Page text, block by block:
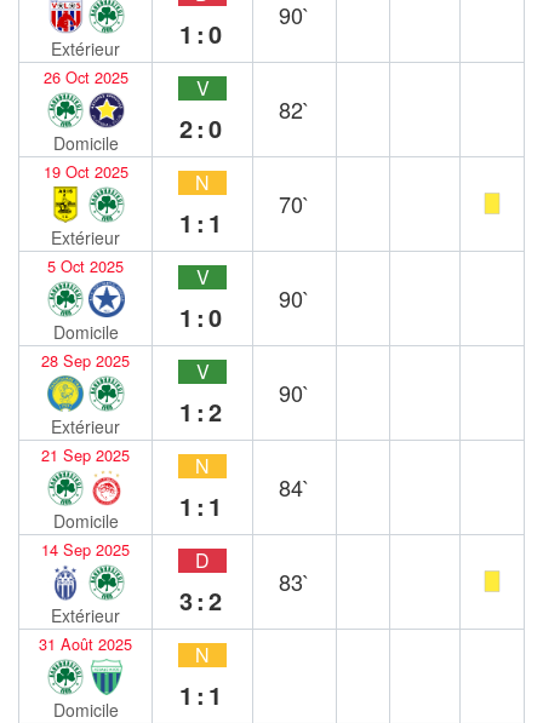
Extérieur 1:0
90`
26 Oct 2025
Domicile
V
2:0
82`
19 Oct 2025
Extérieur
N
1:1
70`
5 Oct 2025
Domicile
V
1:0
90`
28 Sep 2025
Extérieur
V
1:2
90`
21 Sep 2025
Domicile
N
1:1
84`
14 Sep 2025
Extérieur
D
3:2
83`
31 Août 2025
Domicile
N
1:1